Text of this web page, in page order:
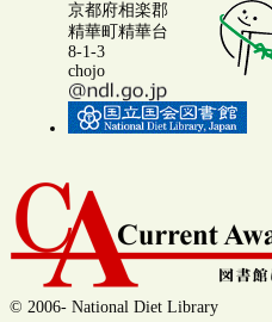
京都府相楽郡
精華町精華台
8-1-3
chojo
© 2006- National Diet Library